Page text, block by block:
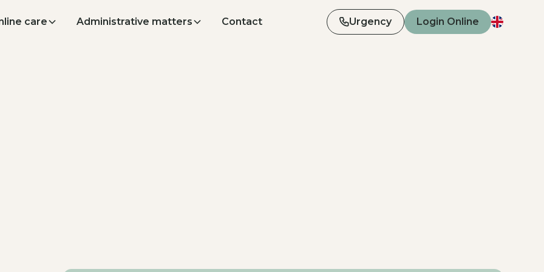
care Administrative matters Contact Urgency Login Online